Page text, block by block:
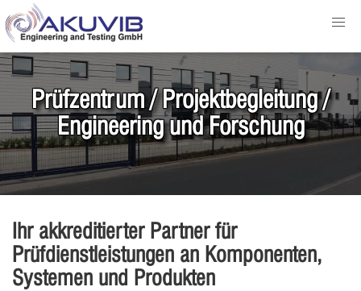
Prüfzentrum / Projektbegleitung /
Engineering und Forschung
Ihr akkreditierter Partner für
Prüfdienstleistungen an Komponenten,
Systemen und Produkten